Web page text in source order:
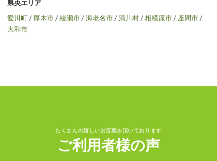
県央エリア
愛川町/ 厚木市/綾瀬市/海老名市/清川村/相模原市/ 座間市/
大和市
たくさんの嬉しいお言葉を頂いております
ご利用者様の声